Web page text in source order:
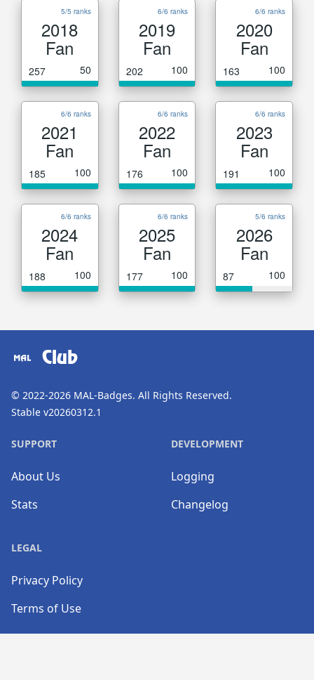
5/5 ranks
2018
Fan
257 50
6/6 ranks
2019
Fan
202 100
6/6 ranks
2020
Fan
163 100
6/6 ranks
2021
Fan
185 100
6/6 ranks
2022
Fan
176 100
6/6 ranks
2023
Fan
191 100
6/6 ranks
2024
Fan
188 100
6/6 ranks
2025
Fan
177 100
5/6 ranks
2026
Fan
87 100
Club
© 2022-2026 MAL-Badges. All Rights Reserved.
Stable v20260312.1
SUPPORT
About Us
Stats
DEVELOPMENT
Logging
Changelog
LEGAL
Privacy Policy
Terms of Use